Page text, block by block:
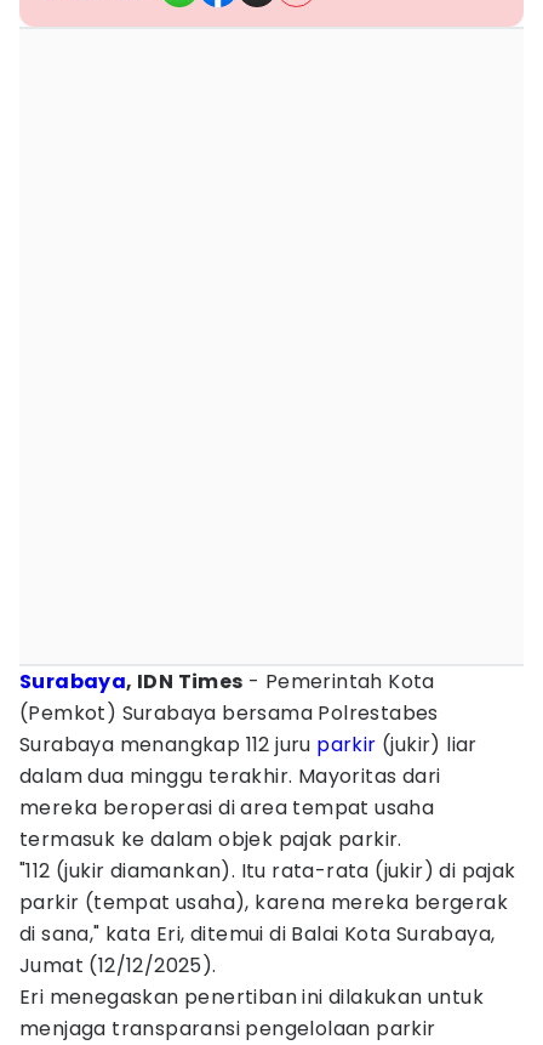
Surabaya, IDN Times - Pemerintah Kota
(Pemkot) Surabaya bersama Polrestabes
Surabaya menangkap 112 juru parkir (jukir) liar
dalam dua minggu terakhir. Mayoritas dari
mereka beroperasi di area tempat usaha
termasuk ke dalam objek pajak parkir.
"112 (jukir diamankan). Itu rata-rata (jukir) di pajak
parkir (tempat usaha), karena mereka bergerak
di sana," kata Eri, ditemui di Balai Kota Surabaya,
Jumat (12/12/2025).
Eri menegaskan penertiban ini dilakukan untuk
menjaga transparansi pengelolaan parkir